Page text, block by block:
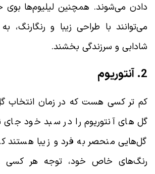
دادن می‌شوند. همچنین لیلیوم‌ها بوی
می‌توانند با طراحی زیبا و رنگارنگ،
شادابی و سرزندگی بخشند.
2. آنتوریوم
کم تر کسی هست که در زمان انتخاب
گل های آنتوریوم را در سبد خود جای
گل‌هایی منحصر به فرد و زیبا هستند
رنگ‌های خاص خود، توجه هر کسی